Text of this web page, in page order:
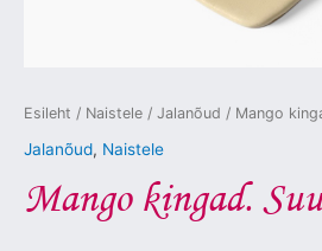
Esileht / Naistele / Jalanõud / Mango
Jalanõud, Naistele
Mango kingad.